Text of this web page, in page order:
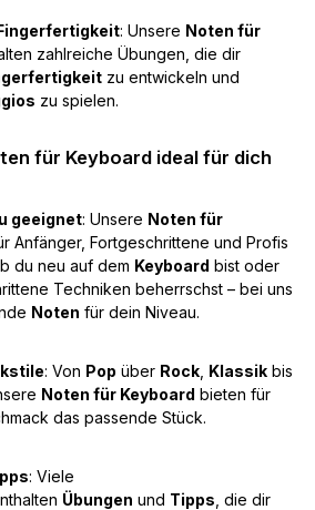
: Unsere Noten für
zahlreiche Übungen, die dir
zu entwickeln und
zu spielen.
für Keyboard ideal für dich
geeignet: Unsere Noten für
Anfänger, Fortgeschrittene und Profis
du neu auf dem Keyboard bist oder
Techniken beherrschst – bei uns
Noten für dein Niveau.
: Von Pop über Rock Klassik bis
Noten für Keyboard bieten für
das passende Stück.
: Viele
Übungen und Tipps , die dir